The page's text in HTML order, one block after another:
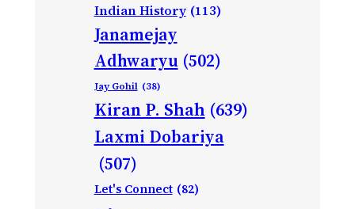
Indian History (113)
Janamejay
Adhwaryu (502)
Jay Gohil (38)
Kiran P. Shah (639)
Laxmi Dobariya
(507)
Let's Connect (82)